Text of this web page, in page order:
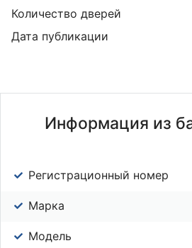
Количество дверей
Дата публикации
Информация из
Регистрационный номер
Марка
Модель